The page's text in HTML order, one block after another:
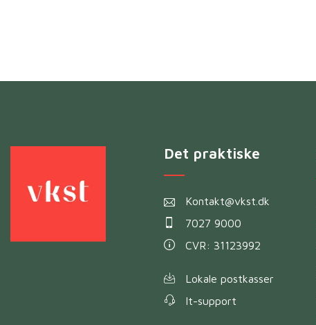
Det praktiske
Kontakt@vkst.dk
7027 9000
CVR: 31123992
Lokale postkasser
It-support